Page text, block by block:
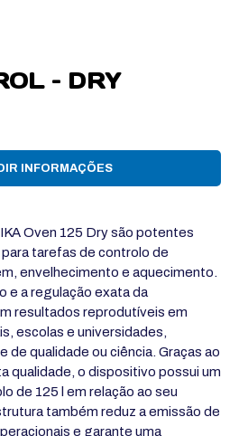
– DRY
INFORMAÇÕES
Oven 125 Dry são potentes
tarefas de controlo de
envelhecimento e aquecimento.
e a regulação exata da
resultados reprodutíveis em
escolas e universidades,
de qualidade ou ciência. Graças ao
qualidade, o dispositivo possui um
de 125 l em relação ao seu
também reduz a emissão de
e garante uma